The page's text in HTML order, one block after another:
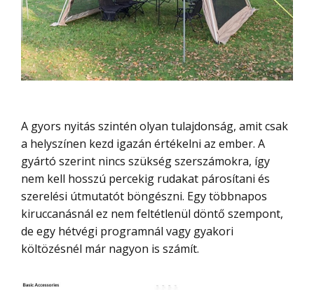
A gyors nyitás szintén olyan tulajdonság, amit csak
a helyszínen kezd igazán értékelni az ember. A
gyártó szerint nincs szükség szerszámokra, így
nem kell hosszú percekig rudakat párosítani és
szerelési útmutatót böngészni. Egy többnapos
kiruccanásnál ez nem feltétlenül döntő szempont,
de egy hétvégi programnál vagy gyakori
költözésnél már nagyon is számít.